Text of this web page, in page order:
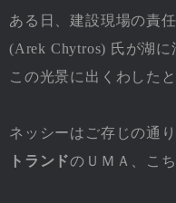
ある日、建設現場の責
(Arek Chytros) 氏が湖に
この光景に出くわしたと
ネッシーはご存じの通
トランドのＵＭＡ、こ